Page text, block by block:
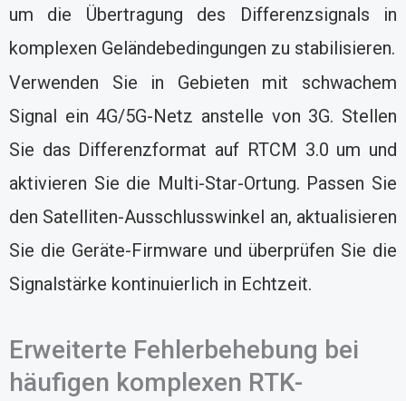
um die Übertragung des Differenzsignals in
komplexen Geländebedingungen zu stabilisieren.
Verwenden Sie in Gebieten mit schwachem
Signal ein 4G/5G-Netz anstelle von 3G. Stellen
Sie das Differenzformat auf RTCM 3.0 um und
aktivieren Sie die Multi-Star-Ortung. Passen Sie
den Satelliten-Ausschlusswinkel an, aktualisieren
Sie die Geräte-Firmware und überprüfen Sie die
Signalstärke kontinuierlich in Echtzeit.
Erweiterte Fehlerbehebung bei
häufigen komplexen RTK-